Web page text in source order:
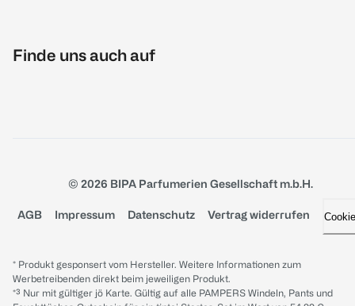
Finde uns auch auf
© 2026 BIPA Parfumerien Gesellschaft m.b.H.
AGB Impressum Datenschutz Vertrag widerrufen
* Produkt gesponsert vom Hersteller. Weitere Informationen zum
Werbetreibenden direkt beim jeweiligen Produkt.
*³ Nur mit gültiger jö Karte. Gültig auf alle PAMPERS Windeln, Pants und